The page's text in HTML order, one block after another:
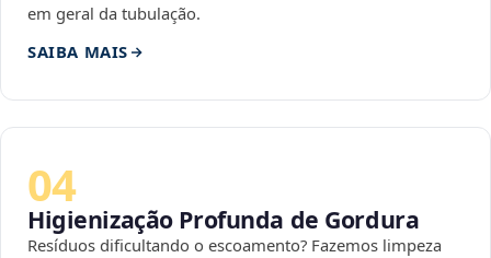
em geral da tubulação.
SAIBA MAIS
04
Higienização Profunda de Gordura
Resíduos dificultando o escoamento? Fazemos limpeza